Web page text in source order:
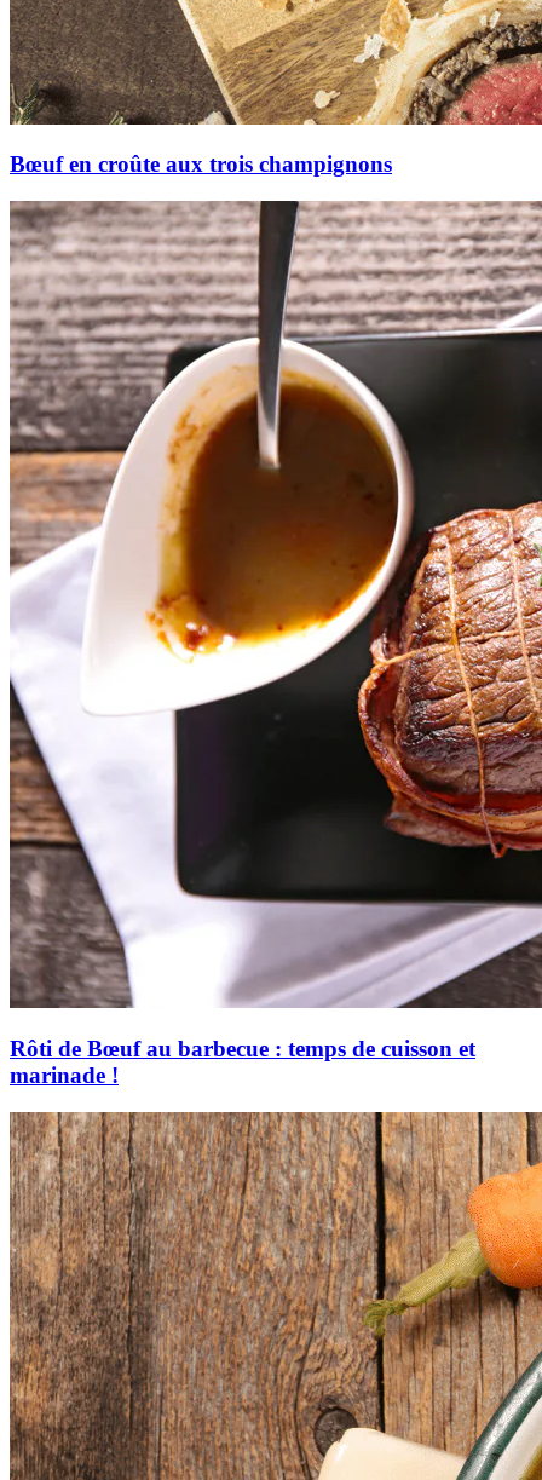
Bœuf en croûte aux trois champignons
Rôti de Bœuf au barbecue : temps de cuisson et
marinade !